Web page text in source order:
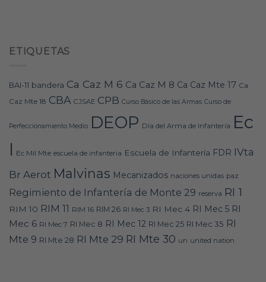
ETIQUETAS
BAI-11 bandera Ca Caz M 6 Ca Caz M 8 Ca Caz Mte 17 Ca
Caz Mte 18 CBA CJSAE CPB Curso Básico de las Armas Curso de
Perfeccionamiento Medio DEOP Día del Arma de Infantería Ec
I Ec Mil Mte escuela de infanteria Escuela de Infantería FDR IVta
Br Aerot Malvinas Mecanizados naciones unidas paz
Regimiento de Infantería de Monte 29 reserva RI 1
RIM 10 RIM 11 RIM 16 RIM 26 RI Mec 3 RI Mec 4 RI Mec 5 RI
Mec 6 RI Mec 7 RI Mec 8 RI Mec 12 RI Mec 25 RI Mec 35 RI
Mte 9 RI Mte 28 RI Mte 29 RI Mte 30 un united nation